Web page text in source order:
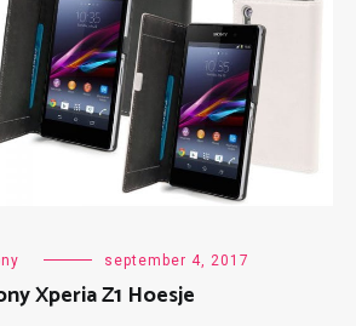
september 4, 2017
Xperia Z1 Hoesje